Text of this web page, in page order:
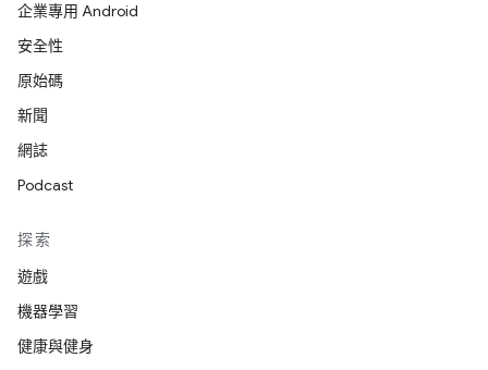
企業專用 Android
安全性
原始碼
新聞
網誌
Podcast
探索
遊戲
機器學習
健康與健身